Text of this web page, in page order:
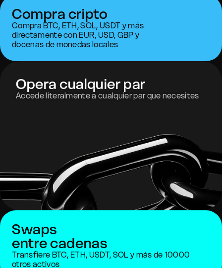
Opera cualquier par
Accede literalmente a cualquier par que necesites
Compra cripto
Compra BTC, ETH, SOL, USDT y más
directamente con EUR, USD, GBP y
docenas de monedas locales
Swaps
entre cadenas
Transfiere BTC, ETH, USDT, SOL y más de 10000
otros activos